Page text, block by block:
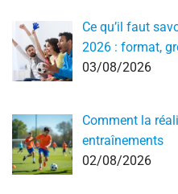
Ce qu’il faut
2026 : format,
03/08/2026
Comment la
entraînements
02/08/2026